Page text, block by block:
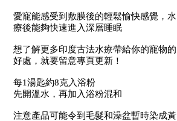
愛寵能感受到敷膜後的輕鬆愉快感覺，水
療後能夠快速進入深層睡眠
想了解更多印度古法水療帶給你的寵物的
好處，就要留意專頁更新！
每1湯匙約8克入浴粉
先開溫水，再加入浴粉混和
注意產品可能令到毛髮和澡盆暫時染成黃